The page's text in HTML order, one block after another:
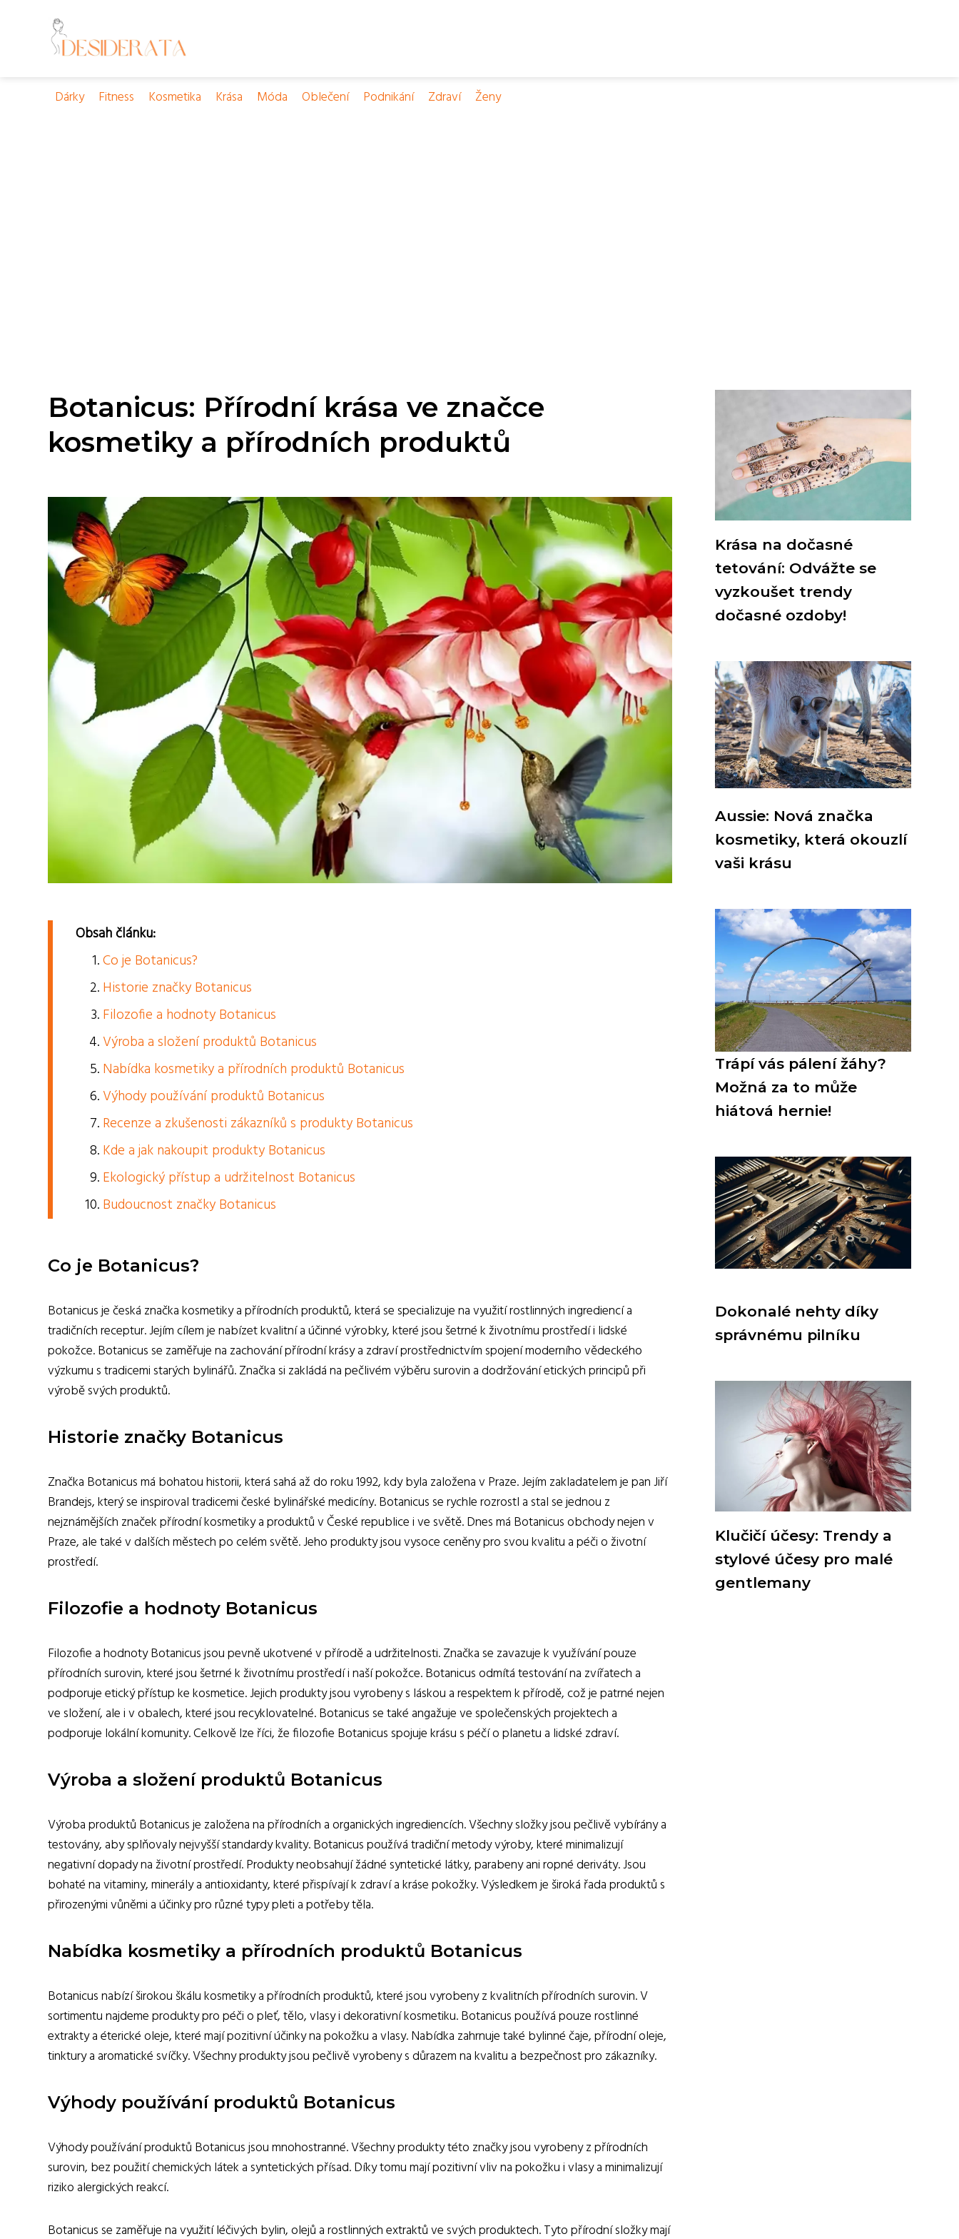
Dárky Fitness Kosmetika Krása Móda Oblečení Podnikání Zdraví Ženy
Botanicus: Přírodní krása ve značce
kosmetiky a přírodních produktů
Obsah článku:
Co je Botanicus?
Historie značky Botanicus
Filozofie a hodnoty Botanicus
Výroba a složení produktů Botanicus
Nabídka kosmetiky a přírodních produktů Botanicus
Výhody používání produktů Botanicus
Recenze a zkušenosti zákazníků s produkty Botanicus
Kde a jak nakoupit produkty Botanicus
Ekologický přístup a udržitelnost Botanicus
Budoucnost značky Botanicus
Co je Botanicus?
Botanicus je česká značka kosmetiky a přírodních produktů, která se specializuje na využití rostlinných ingrediencí a
tradičních receptur. Jejím cílem je nabízet kvalitní a účinné výrobky, které jsou šetrné k životnímu prostředí i lidské
pokožce. Botanicus se zaměřuje na zachování přírodní krásy a zdraví prostřednictvím spojení moderního vědeckého
výzkumu s tradicemi starých bylinářů. Značka si zakládá na pečlivém výběru surovin a dodržování etických principů při
výrobě svých produktů.
Historie značky Botanicus
Značka Botanicus má bohatou historii, která sahá až do roku 1992, kdy byla založena v Praze. Jejím zakladatelem je pan Jiří
Brandejs, který se inspiroval tradicemi české bylinářské medicíny. Botanicus se rychle rozrostl a stal se jednou z
nejznámějších značek přírodní kosmetiky a produktů v České republice i ve světě. Dnes má Botanicus obchody nejen v
Praze, ale také v dalších městech po celém světě. Jeho produkty jsou vysoce ceněny pro svou kvalitu a péči o životní
prostředí.
Filozofie a hodnoty Botanicus
Filozofie a hodnoty Botanicus jsou pevně ukotvené v přírodě a udržitelnosti. Značka se zavazuje k využívání pouze
přírodních surovin, které jsou šetrné k životnímu prostředí i naší pokožce. Botanicus odmítá testování na zvířatech a
podporuje etický přístup ke kosmetice. Jejich produkty jsou vyrobeny s láskou a respektem k přírodě, což je patrné nejen
ve složení, ale i v obalech, které jsou recyklovatelné. Botanicus se také angažuje ve společenských projektech a
podporuje lokální komunity. Celkově lze říci, že filozofie Botanicus spojuje krásu s péčí o planetu a lidské zdraví.
Výroba a složení produktů Botanicus
Výroba produktů Botanicus je založena na přírodních a organických ingrediencích. Všechny složky jsou pečlivě vybírány a
testovány, aby splňovaly nejvyšší standardy kvality. Botanicus používá tradiční metody výroby, které minimalizují
negativní dopady na životní prostředí. Produkty neobsahují žádné syntetické látky, parabeny ani ropné deriváty. Jsou
bohaté na vitaminy, minerály a antioxidanty, které přispívají k zdraví a kráse pokožky. Výsledkem je široká řada produktů s
přirozenými vůněmi a účinky pro různé typy pleti a potřeby těla.
Nabídka kosmetiky a přírodních produktů Botanicus
Botanicus nabízí širokou škálu kosmetiky a přírodních produktů, které jsou vyrobeny z kvalitních přírodních surovin. V
sortimentu najdeme produkty pro péči o pleť, tělo, vlasy i dekorativní kosmetiku. Botanicus používá pouze rostlinné
extrakty a éterické oleje, které mají pozitivní účinky na pokožku a vlasy. Nabídka zahrnuje také bylinné čaje, přírodní oleje,
tinktury a aromatické svíčky. Všechny produkty jsou pečlivě vyrobeny s důrazem na kvalitu a bezpečnost pro zákazníky.
Výhody používání produktů Botanicus
Výhody používání produktů Botanicus jsou mnohostranné. Všechny produkty této značky jsou vyrobeny z přírodních
surovin, bez použití chemických látek a syntetických přísad. Díky tomu mají pozitivní vliv na pokožku i vlasy a minimalizují
riziko alergických reakcí.
Botanicus se zaměřuje na využití léčivých bylin, olejů a rostlinných extraktů ve svých produktech. Tyto přírodní složky mají
Krása na dočasné
tetování: Odvážte se
vyzkoušet trendy
dočasné ozdoby!
Aussie: Nová značka
kosmetiky, která okouzlí
vaši krásu
Trápí vás pálení žáhy?
Možná za to může
hiátová hernie!
Dokonalé nehty díky
správnému pilníku
Klučičí účesy: Trendy a
stylové účesy pro malé
gentlemany